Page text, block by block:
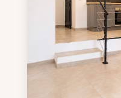
EN SAVOIR PLUS